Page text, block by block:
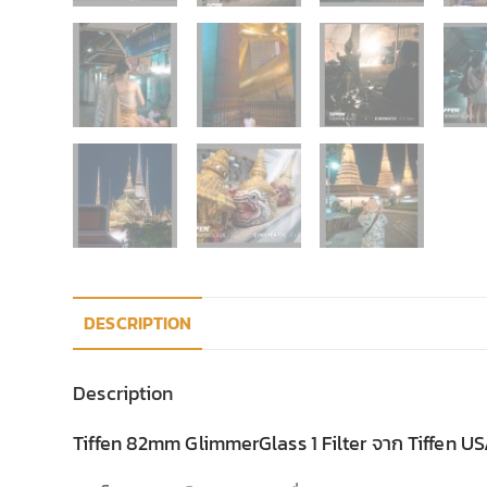
DESCRIPTION
Description
Tiffen 82mm GlimmerGlass 1 Filter จาก Tiffen